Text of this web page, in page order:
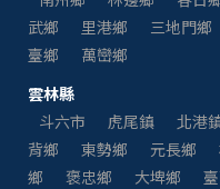
武鄉
里港鄉 三地門鄉
臺鄉
萬巒鄉
雲林縣
斗六市
虎尾鎮 北港
背鄉
東勢鄉 元長鄉
鄉
褒忠鄉 大埤鄉